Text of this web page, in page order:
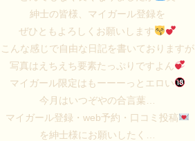
紳士の皆様、マイガール登録を
ぜひともよろしくお願いします
こんな感じで自由な日記を書いておりますが
写真はえちえち要素たっぷりですよん
マイガール限定はもーーーっとエロい
今月はいつぞやの合言葉…
マイガール登録・web予約・口コミ投稿
を紳士様にお願いしたく…